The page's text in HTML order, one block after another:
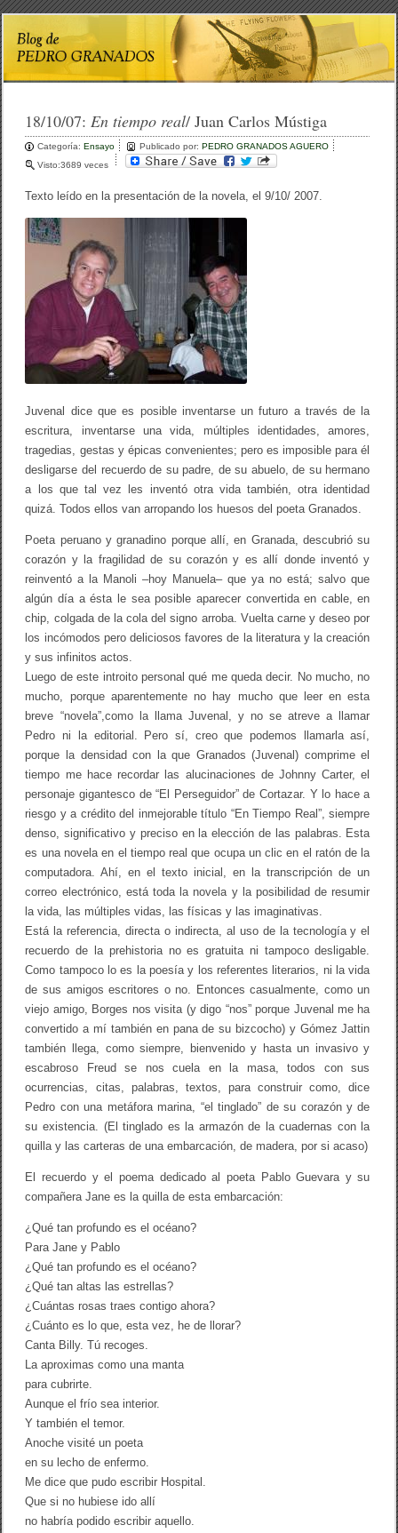
18/10/07:En tiempo real/ Juan Carlos Mústiga
Categoría:Ensayo Publicado por:PEDRO GRANADOS AGUERO
Visto:3689 veces
Texto leído en la presentación de la novela, el 9/10/ 2007.
Juvenal dice que es posible inventarse un futuro a través de la
escritura, inventarse una vida, múltiples identidades, amores,
tragedias, gestas y épicas convenientes; pero es imposible para él
desligarse del recuerdo de su padre, de su abuelo, de su hermano
a los que tal vez les inventó otra vida también, otra identidad
quizá. Todos ellos van arropando los huesos del poeta Granados.
Poeta peruano y granadino porque allí, en Granada, descubrió su
corazón y la fragilidad de su corazón y es allí donde inventó y
reinventó a la Manoli –hoy Manuela– que ya no está; salvo que
algún día a ésta le sea posible aparecer convertida en cable, en
chip, colgada de la cola del signo arroba. Vuelta carne y deseo por
los incómodos pero deliciosos favores de la literatura y la creación
y sus infinitos actos.
Luego de este introito personal qué me queda decir. No mucho, no
mucho, porque aparentemente no hay mucho que leer en esta
breve “novela”,como la llama Juvenal, y no se atreve a llamar
Pedro ni la editorial. Pero sí, creo que podemos llamarla así,
porque la densidad con la que Granados (Juvenal) comprime el
tiempo me hace recordar las alucinaciones de Johnny Carter, el
personaje gigantesco de “El Perseguidor” de Cortazar. Y lo hace a
riesgo y a crédito del inmejorable título “En Tiempo Real”, siempre
denso, significativo y preciso en la elección de las palabras. Esta
es una novela en el tiempo real que ocupa un clic en el ratón de la
computadora. Ahí, en el texto inicial, en la transcripción de un
correo electrónico, está toda la novela y la posibilidad de resumir
la vida, las múltiples vidas, las físicas y las imaginativas.
Está la referencia, directa o indirecta, al uso de la tecnología y el
recuerdo de la prehistoria no es gratuita ni tampoco desligable.
Como tampoco lo es la poesía y los referentes literarios, ni la vida
de sus amigos escritores o no. Entonces casualmente, como un
viejo amigo, Borges nos visita (y digo “nos” porque Juvenal me ha
convertido a mí también en pana de su bizcocho) y Gómez Jattin
también llega, como siempre, bienvenido y hasta un invasivo y
escabroso Freud se nos cuela en la masa, todos con sus
ocurrencias, citas, palabras, textos, para construir como, dice
Pedro con una metáfora marina, “el tinglado” de su corazón y de
su existencia. (El tinglado es la armazón de la cuadernas con la
quilla y las carteras de una embarcación, de madera, por si acaso)
El recuerdo y el poema dedicado al poeta Pablo Guevara y su
compañera Jane es la quilla de esta embarcación:
¿Qué tan profundo es el océano?
Para Jane y Pablo
¿Qué tan profundo es el océano?
¿Qué tan altas las estrellas?
¿Cuántas rosas traes contigo ahora?
¿Cuánto es lo que, esta vez, he de llorar?
Canta Billy. Tú recoges.
La aproximas como una manta
para cubrirte.
Aunque el frío sea interior.
Y también el temor.
Anoche visité un poeta
en su lecho de enfermo.
Me dice que pudo escribir Hospital.
Que si no hubiese ido allí
no habría podido escribir aquello.